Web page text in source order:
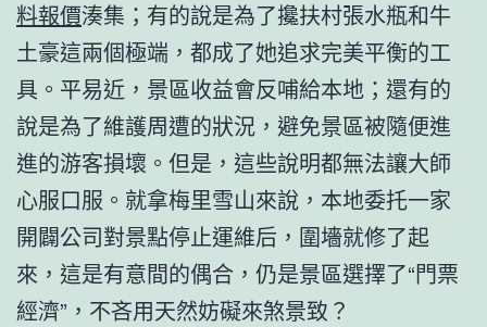
料報價湊集；有的說是為了攙扶村張水瓶和牛
土豪這兩個極端，都成了她追求完美平衡的工
具。平易近，景區收益會反哺給本地；還有的
說是為了維護周遭的狀況，避免景區被隨便進
進的游客損壞。但是，這些說明都無法讓大師
心服口服。就拿梅里雪山來說，本地委托一家
開闢公司對景點停止運維后，圍墻就修了起
來，這是有意間的偶合，仍是景區選擇了“門票
經濟”，不吝用天然妨礙來煞景致？